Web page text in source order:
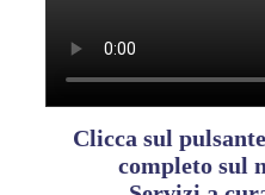
Clicca sul
completo sul